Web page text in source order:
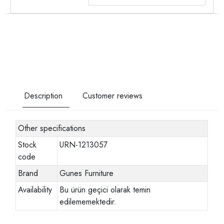
Description Customer reviews
Other specifications
Stock
code
URN-1213057
Brand
Gunes Furniture
Availability
Bu ürün geçici olarak temin
edilememektedir.